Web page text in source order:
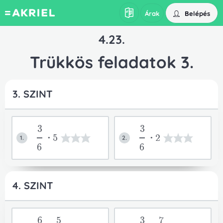
Árak Belépés
4.23.
Trükkös feladatok 3.
3. SZINT
1.
3
6
*5 2.
3
6
*2
4. SZINT
6
5
3
7